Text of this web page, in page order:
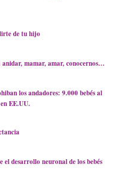
de tu hijo
anidar, mamar, amar, conocernos…
los andadores: 9.000 bebés al
EE.UU.
desarrollo neuronal de los bebés